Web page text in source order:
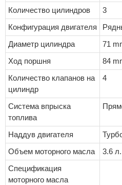
Количество цилиндров
3
Конфигурация двигателя
Диаметр цилиндра
71
Ход поршня
84
Количество клапанов на
цилиндр
4
Система впрыска
топлива
Наддув двигателя
Объем моторного масла
3.6 л.
Спецификация
моторного масла